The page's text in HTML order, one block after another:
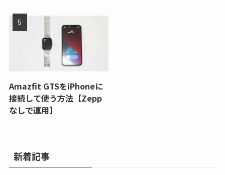
Amazfit GTSをiPhoneに
接続して使う方法【Zepp
なしで運用】
新着記事